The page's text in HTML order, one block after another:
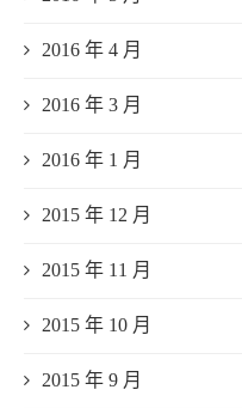
2016 年 4 月
2016 年 3 月
2016 年 1 月
2015 年 12 月
2015 年 11 月
2015 年 10 月
2015 年 9 月